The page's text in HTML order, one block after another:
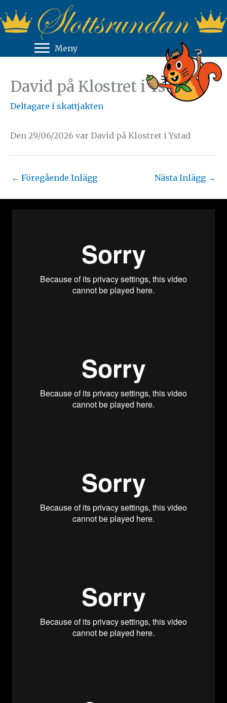
till
innehåll
Meny
David på Klostret i Ystad
Deltagare i skattjakten
Den 29/06/2026 var David på Klostret i Ystad
← Föregående Inlägg Nästa Inlägg →